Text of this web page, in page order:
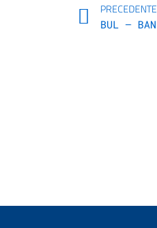
PRECEDENTE